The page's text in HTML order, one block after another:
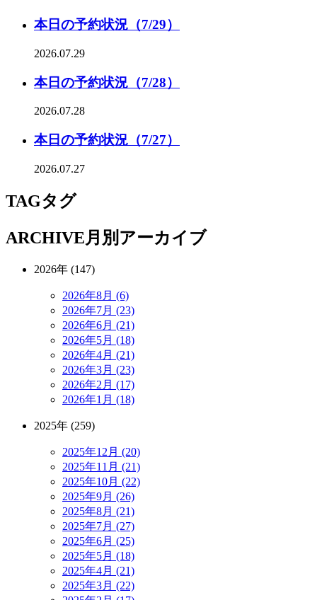
本日の予約状況（7/29）
2026.07.29
本日の予約状況（7/28）
2026.07.28
本日の予約状況（7/27）
2026.07.27
TAGタグ
ARCHIVE月別アーカイブ
2026年 (147)
2026年8月 (6)
2026年7月 (23)
2026年6月 (21)
2026年5月 (18)
2026年4月 (21)
2026年3月 (23)
2026年2月 (17)
2026年1月 (18)
2025年 (259)
2025年12月 (20)
2025年11月 (21)
2025年10月 (22)
2025年9月 (26)
2025年8月 (21)
2025年7月 (27)
2025年6月 (25)
2025年5月 (18)
2025年4月 (21)
2025年3月 (22)